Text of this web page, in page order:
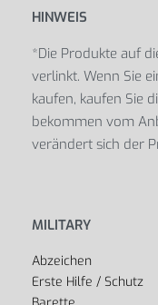
HINWEIS
*Die Produkte auf
verlinkt. Wenn Sie
kaufen, kaufen Sie
bekommen vom
verändert sich der
MILITARY
Abzeichen
Erste Hilfe / Schutz